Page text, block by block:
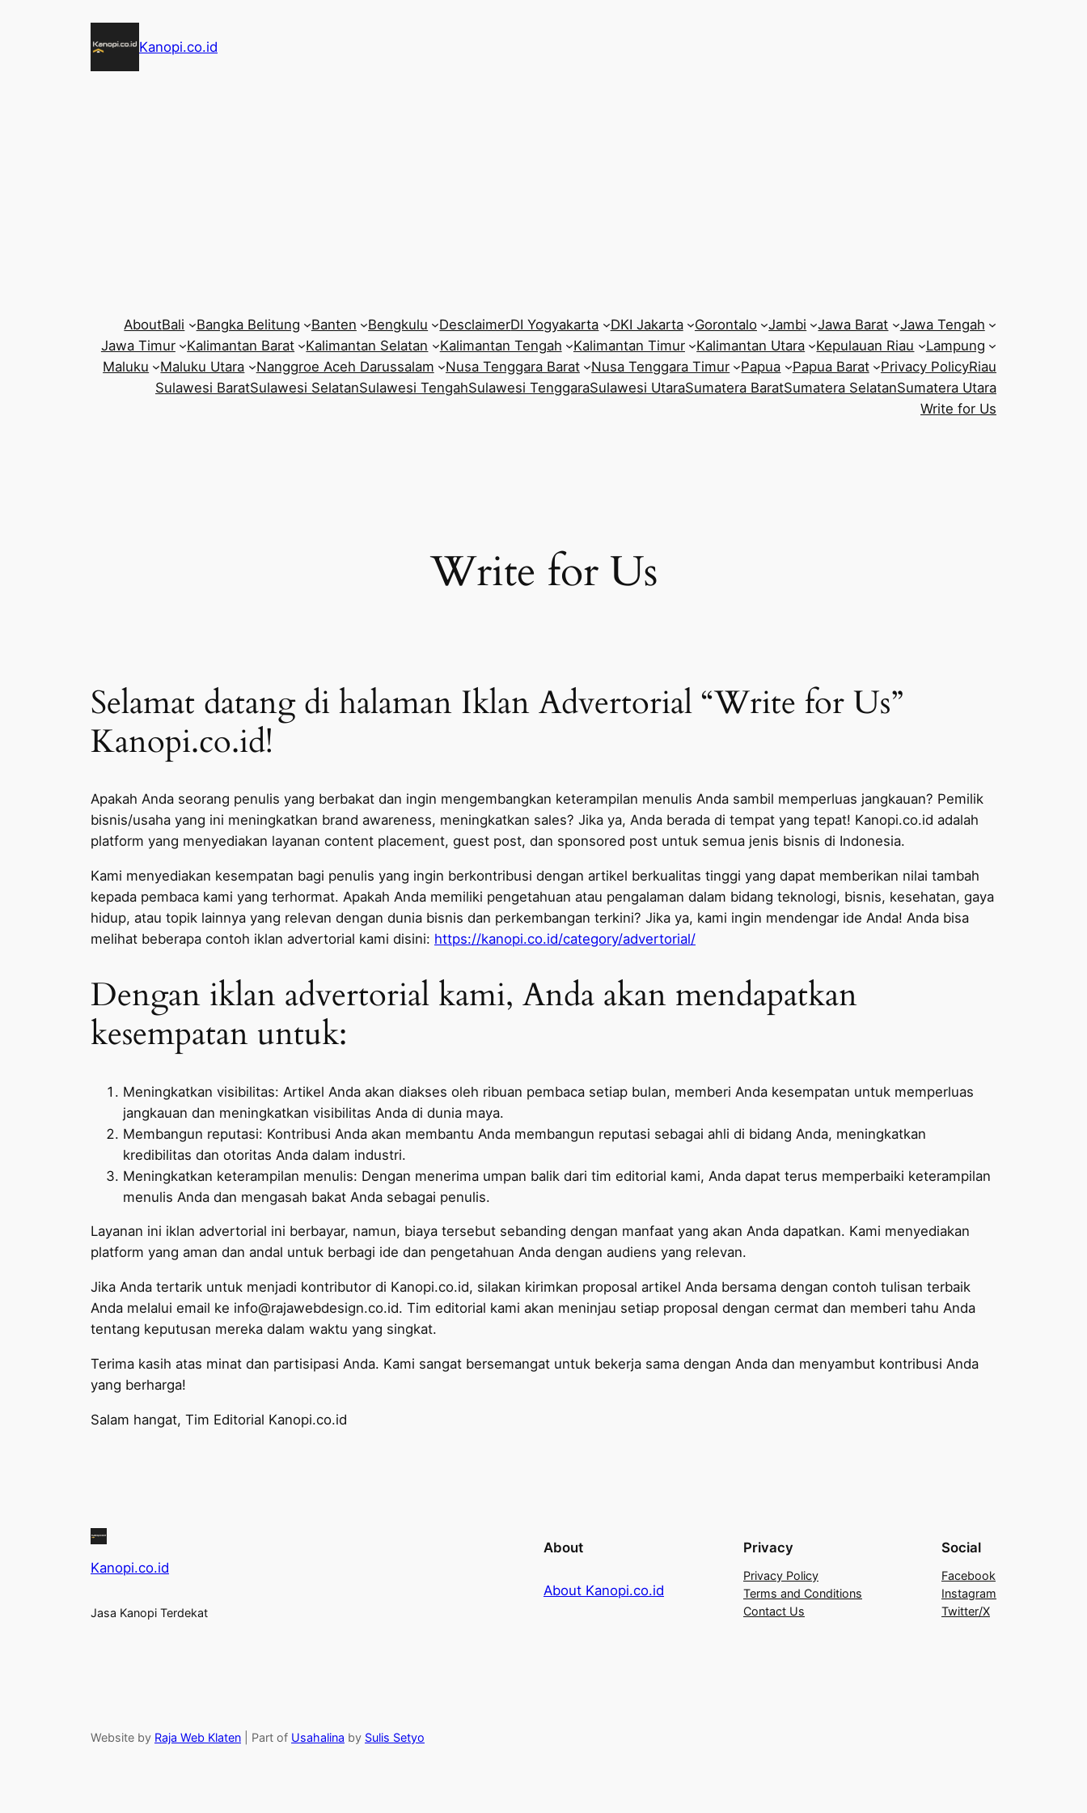
Kanopi.co.id
AboutBali Bangka Belitung Banten Bengkulu DesclaimerDI Yogyakarta DKI Jakarta Gorontalo Jambi Jawa Barat
Jawa Tengah
Jawa Timur
Kalimantan Barat Kalimantan Selatan Kalimantan Tengah Kalimantan Timur Kalimantan Utara Kepulauan Riau
Lampung
Maluku
Maluku Utara Nanggroe Aceh Darussalam Nusa Tenggara Barat Nusa Tenggara Timur Papua Papua Barat Privacy PolicyRiau
Sulawesi BaratSulawesi SelatanSulawesi TengahSulawesi TenggaraSulawesi UtaraSumatera BaratSumatera SelatanSumatera Utara
Write for Us
Write for Us
Selamat datang di halaman Iklan Advertorial “Write for Us”
Kanopi.co.id!
Apakah Anda seorang penulis yang berbakat dan ingin mengembangkan keterampilan menulis Anda sambil memperluas jangkauan? Pemilik
bisnis/usaha yang ini meningkatkan brand awareness, meningkatkan sales? Jika ya, Anda berada di tempat yang tepat! Kanopi.co.id adalah
platform yang menyediakan layanan content placement, guest post, dan sponsored post untuk semua jenis bisnis di Indonesia.
Kami menyediakan kesempatan bagi penulis yang ingin berkontribusi dengan artikel berkualitas tinggi yang dapat memberikan nilai tambah
kepada pembaca kami yang terhormat. Apakah Anda memiliki pengetahuan atau pengalaman dalam bidang teknologi, bisnis, kesehatan, gaya
hidup, atau topik lainnya yang relevan dengan dunia bisnis dan perkembangan terkini? Jika ya, kami ingin mendengar ide Anda! Anda bisa
melihat beberapa contoh iklan advertorial kami disini: https://kanopi.co.id/category/advertorial/
Dengan iklan advertorial kami, Anda akan mendapatkan
kesempatan untuk:
Meningkatkan visibilitas: Artikel Anda akan diakses oleh ribuan pembaca setiap bulan, memberi Anda kesempatan untuk memperluas
jangkauan dan meningkatkan visibilitas Anda di dunia maya.
Membangun reputasi: Kontribusi Anda akan membantu Anda membangun reputasi sebagai ahli di bidang Anda, meningkatkan
kredibilitas dan otoritas Anda dalam industri.
Meningkatkan keterampilan menulis: Dengan menerima umpan balik dari tim editorial kami, Anda dapat terus memperbaiki keterampilan
menulis Anda dan mengasah bakat Anda sebagai penulis.
Layanan ini iklan advertorial ini berbayar, namun, biaya tersebut sebanding dengan manfaat yang akan Anda dapatkan. Kami menyediakan
platform yang aman dan andal untuk berbagi ide dan pengetahuan Anda dengan audiens yang relevan.
Jika Anda tertarik untuk menjadi kontributor di Kanopi.co.id, silakan kirimkan proposal artikel Anda bersama dengan contoh tulisan terbaik
Anda melalui email ke info@rajawebdesign.co.id. Tim editorial kami akan meninjau setiap proposal dengan cermat dan memberi tahu Anda
tentang keputusan mereka dalam waktu yang singkat.
Terima kasih atas minat dan partisipasi Anda. Kami sangat bersemangat untuk bekerja sama dengan Anda dan menyambut kontribusi Anda
yang berharga!
Salam hangat, Tim Editorial Kanopi.co.id
Kanopi.co.id
Jasa Kanopi Terdekat
About
About Kanopi.co.id
Privacy
Privacy Policy
Terms and Conditions
Contact Us
Social
Facebook
Instagram
Twitter/X
Website by Raja Web Klaten | Part of Usahalina by Sulis Setyo